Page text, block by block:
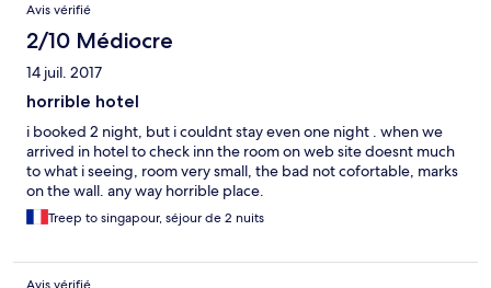
Avis vérifié
2/10 Médiocre
14 juil. 2017
horrible hotel
i booked 2 night, but i couldnt stay even one night . when we
arrived in hotel to check inn the room on web site doesnt much
to what i seeing, room very small, the bad not cofortable, marks
on the wall. any way horrible place.
Treep to singapour, séjour de 2 nuits